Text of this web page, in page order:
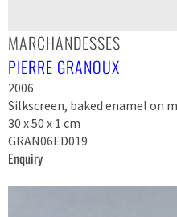
MARCHANDESSES
PIERRE GRANOUX
2006
Silkscreen, baked enamel on
30 x 50 x 1 cm
GRAN06ED019
Enquiry